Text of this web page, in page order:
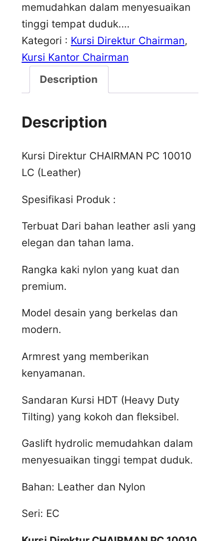
memudahkan dalam menyesuaikan
tinggi tempat duduk.…
Kategori : Kursi Direktur Chairman
Kursi Kantor Chairman
Description
Description
Kursi Direktur CHAIRMAN PC 10010
LC (Leather)
Spesifikasi Produk :
Terbuat Dari bahan leather asli yang
elegan dan tahan lama.
Rangka kaki nylon yang kuat dan
premium.
Model desain yang berkelas dan
modern.
Armrest yang memberikan
kenyamanan.
Sandaran Kursi HDT (Heavy Duty
Tilting) yang kokoh dan fleksibel.
Gaslift hydrolic memudahkan dalam
menyesuaikan tinggi tempat duduk.
Bahan: Leather dan Nylon
Seri: EC